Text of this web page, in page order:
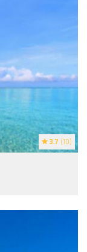
3.7 (10)